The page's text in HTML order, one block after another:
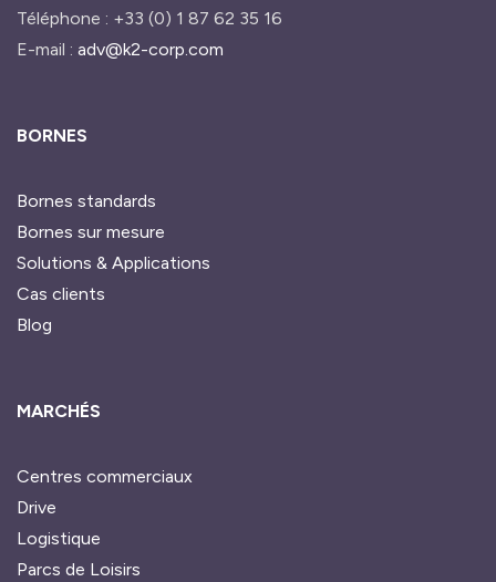
Téléphone : +33 (0) 1 87 62 35 16
E-mail : adv@k2-corp.com
BORNES
Bornes standards
Bornes sur mesure
Solutions & Applications
Cas clients
Blog
MARCHÉS
Centres commerciaux
Drive
Logistique
Parcs de Loisirs